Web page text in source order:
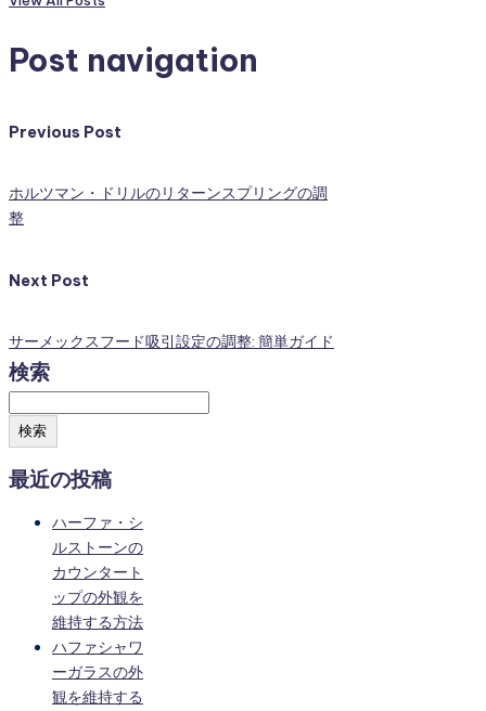
Post navigation
Previous Post
ホルツマン・ドリルのリターンスプリングの調
整
Next Post
サーメックスフード吸引設定の調整: 簡単ガイド
検索
検索
最近の投稿
ハーファ・シ
ルストーンの
カウンタート
ップの外観を
維持する方法
ハファシャワ
ーガラスの外
観を維持する